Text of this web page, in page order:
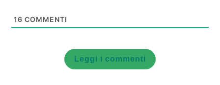
16 COMMENTI
Leggi i commenti